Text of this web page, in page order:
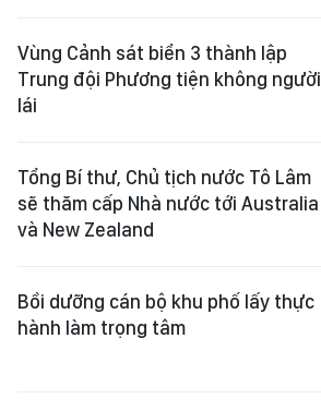
Vùng Cảnh sát biển 3 thành lập
Trung đội Phương tiện không người
lái
Tổng Bí thư, Chủ tịch nước Tô Lâm
sẽ thăm cấp Nhà nước tới Australia
và New Zealand
Bồi dưỡng cán bộ khu phố lấy thực
hành làm trọng tâm